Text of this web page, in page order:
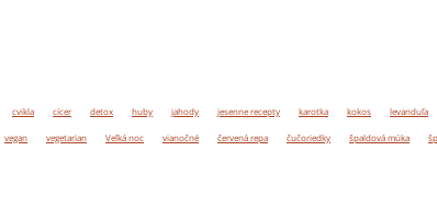
cvikla cícer detox huby jahody jesenne recepty karotka kokos levanduľa
vegan vegetarian Veľká noc vianočné červená repa čučoriedky špaldová múka